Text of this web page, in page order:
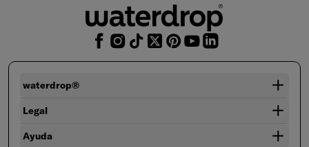
waterdrop®
Legal
Ayuda